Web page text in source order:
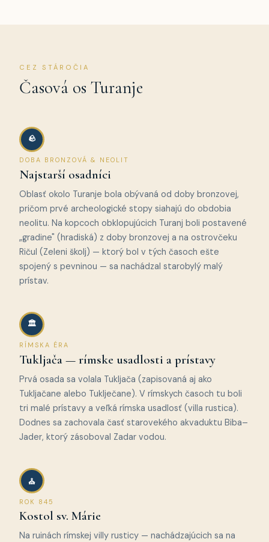
CEZ STÁROČIA
Časová os Turanje
🪨
DOBA BRONZOVÁ & NEOLIT
Najstarší osadníci
Oblasť okolo Turanje bola obývaná od doby bronzovej,
pričom prvé archeologické stopy siahajú do obdobia
neolitu. Na kopcoch obklopujúcich Turanj boli postavené
„gradine" (hradiská) z doby bronzovej a na ostrovčeku
Ričul (Zeleni školj) — ktorý bol v tých časoch ešte
spojený s pevninou — sa nachádzal starobylý malý
prístav.
🏛
RÍMSKA ÉRA
Tukljača — rímske usadlosti a prístavy
Prvá osada sa volala Tukljača (zapisovaná aj ako
Tukljačane alebo Tuklječane). V rímskych časoch tu boli
tri malé prístavy a veľká rímska usadlosť (villa rustica).
Dodnes sa zachovala časť starovekého akvaduktu Biba–
Jader, ktorý zásoboval Zadar vodou.
⛪
ROK 845
Kostol sv. Márie
Na ruinách rímskej villy rusticy — nachádzajúcich sa na